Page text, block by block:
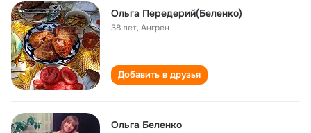
Ольга Передерий(Беленко)
38 лет,Ангрен
Добавить в друзья
Ольга Беленко